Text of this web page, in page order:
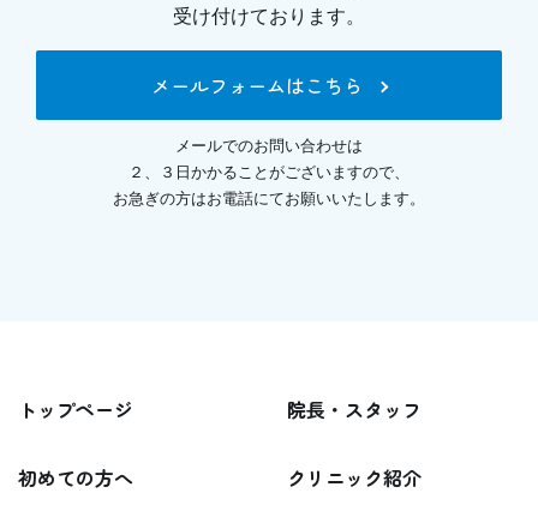
受け付けております。
メールフォームはこちら
メールでのお問い合わせは
２、３日かかることがございますので、
お急ぎの方はお電話にてお願いいたします。
トップページ 院長・スタッフ
初めての方へ クリニック紹介